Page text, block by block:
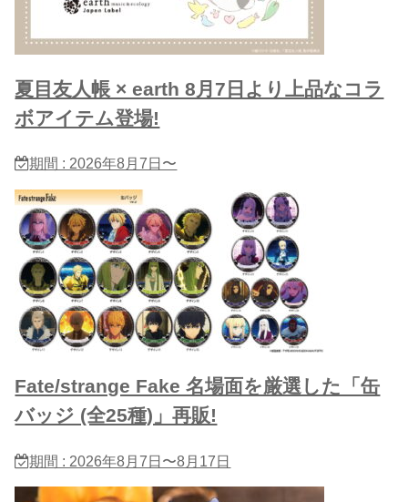
夏目友人帳 × earth 8月7日より上品なコラ
ボアイテム登場!
期間 : 2026年8月7日〜
Fate/strange Fake 名場面を厳選した「缶
バッジ (全25種)」再販!
期間 : 2026年8月7日〜8月17日